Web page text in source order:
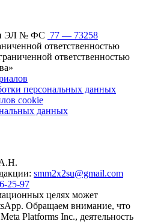
ЭЛ № ФС 77 — 73258
ответственностью
ответственностью
персональных данных
cookie
данных
smm2x2su@gmail.com
25-97
целях может
Обращаем внимание, что
Platforms Inc., деятельность